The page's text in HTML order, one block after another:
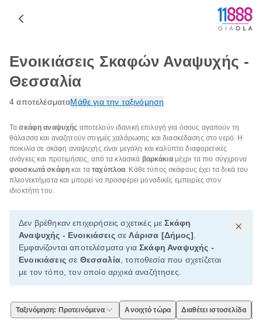
Ενοικιάσεις Σκαφών Αναψυχής -
Θεσσαλία
4 αποτελέσματαΜάθε για την ταξινόμηση
Τασκάφη αναψυχής αποτελούν ιδανική επιλογή για όσους αγαπούν τη
θάλασσα και αναζητούν στιγμές χαλάρωσης και διασκέδασης στο νερό. Η
ποικιλία σε σκάφη αναψυχής είναι μεγάλη και καλύπτει διαφορετικές
ανάγκες και προτιμήσεις, από τα κλασικά βαρκάκιαμέχρι τα πιο σύγχρονα
φουσκωτά σκάφηκαι ταταχύπλοα. Κάθε τύπος σκάφους έχει τα δικά του
πλεονεκτήματα και μπορεί να προσφέρει μοναδικές εμπειρίες στον
ιδιοκτήτη του.
Δεν βρέθηκαν επιχειρήσεις σχετικές μεΣκάφη
Αναψυχής - ΕνοικιάσειςσεΛάρισα [Δήμος]
Εμφανίζονται αποτελέσματα γιαΣκάφη Αναψυχής -
Ενοικιάσειςσε Θεσσαλία, τοποθεσία που σχετίζεται
με τον τόπο, τον οποίο αρχικά αναζήτησες.
Ταξινόμηση: Προτεινόμενα Ανοιχτό τώρα Διαθέτει ιστοσελίδα